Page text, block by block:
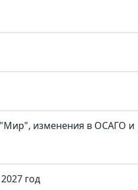
"Мир", изменения в ОСАГО и
год